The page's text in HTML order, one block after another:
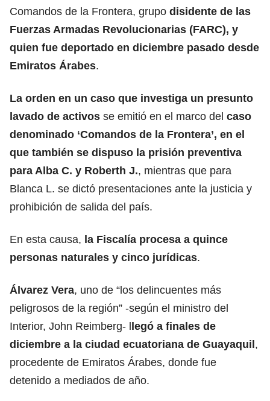
Comandos de la Frontera, grupo disidente de las
Fuerzas Armadas Revolucionarias (FARC), y
quien fue deportado en diciembre pasado desde
Emiratos Árabes.
La orden en un caso que investiga un presunto
lavado de activos se emitió en el marco del caso
denominado ‘Comandos de la Frontera’, en el
que también se dispuso la prisión preventiva
para Alba C. y Roberth J., mientras que para
Blanca L. se dictó presentaciones ante la justicia y
prohibición de salida del país.
En esta causa, la Fiscalía procesa a quince
personas naturales y cinco jurídicas.
Álvarez Vera, uno de “los delincuentes más
peligrosos de la región” -según el ministro del
Interior, John Reimberg- llegó a finales de
diciembre a la ciudad ecuatoriana de Guayaquil,
procedente de Emiratos Árabes, donde fue
detenido a mediados de año.